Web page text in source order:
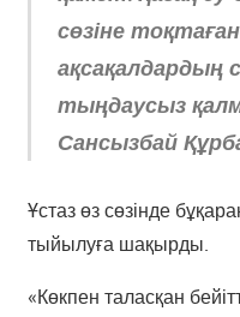
сөзіне
ақсақалдардың
тыңдаусыз
Сансызбай
Ұстаз өз сөзінде
тыйылуға шақырды.
«Көкпен таласқан